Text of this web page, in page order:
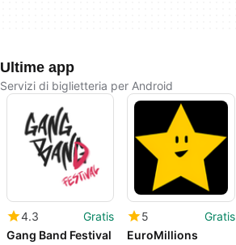
Ultime app
Servizi di biglietteria per Android
4.3
Gratis
Gang Band Festival
5
Gratis
EuroMillions